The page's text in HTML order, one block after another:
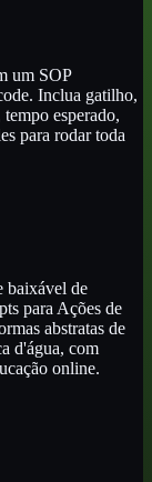
um SOP
Inclua gatilho,
esperado,
para rodar toda
baixável de
para Ações de
abstratas de
d'água, com
online.